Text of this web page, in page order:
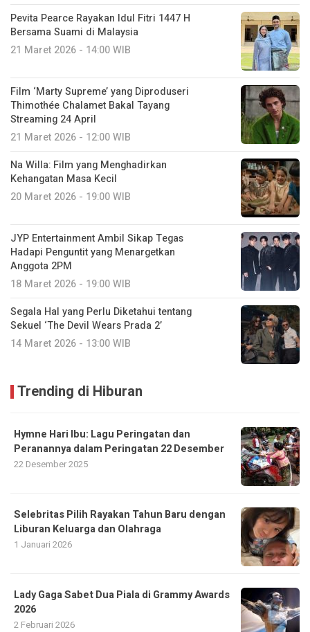
Pevita Pearce Rayakan Idul Fitri 1447 H
Bersama Suami di Malaysia
21 Maret 2026 - 14:00 WIB
Film ‘Marty Supreme’ yang Diproduseri
Thimothée Chalamet Bakal Tayang
Streaming 24 April
21 Maret 2026 - 12:00 WIB
Na Willa: Film yang Menghadirkan
Kehangatan Masa Kecil
20 Maret 2026 - 19:00 WIB
JYP Entertainment Ambil Sikap Tegas
Hadapi Penguntit yang Menargetkan
Anggota 2PM
18 Maret 2026 - 19:00 WIB
Segala Hal yang Perlu Diketahui tentang
Sekuel ‘The Devil Wears Prada 2’
14 Maret 2026 - 13:00 WIB
Trending di Hiburan
Hymne Hari Ibu: Lagu Peringatan dan
Peranannya dalam Peringatan 22 Desember
22 Desember 2025
Selebritas Pilih Rayakan Tahun Baru dengan
Liburan Keluarga dan Olahraga
1 Januari 2026
Lady Gaga Sabet Dua Piala di Grammy Awards
2026
2 Februari 2026